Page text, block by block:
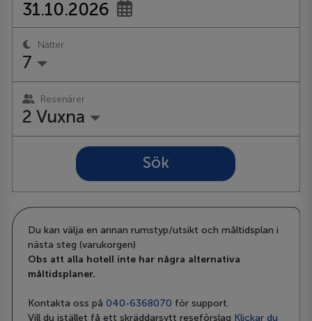
Nätter
7
Resenärer
2 Vuxna
Sök
Du kan välja en annan rumstyp/utsikt och måltidsplan i
nästa steg (varukorgen)
Obs att alla hotell inte har några alternativa
måltidsplaner.
Kontakta oss på040-6368070 för support.
Vill du istället få ett skräddarsytt reseförslag Klickar du